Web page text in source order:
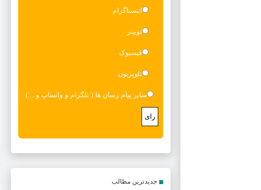
اینستاگرام
توییتر
فیسبوک
تلویزیون
سایر پیام رسان ها ( تلگرام و واتساپ و ...)
رای
جدیدترین مطالب